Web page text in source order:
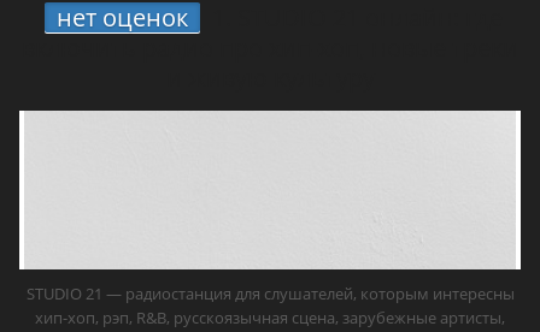
нет оценок
STUDIO 21 — радиостанция для слушателей, которым интересны
хип-хоп, рэп, R&B, русскоязычная сцена, зарубежные артисты,